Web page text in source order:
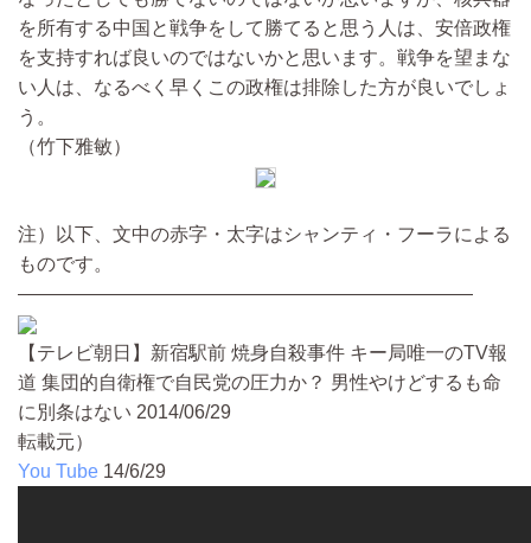
を所有する中国と戦争をして勝てると思う人は、安倍政権
を支持すれば良いのではないかと思います。戦争を望まな
い人は、なるべく早くこの政権は排除した方が良いでしょ
う。
（竹下雅敏）
注）以下、文中の赤字・太字はシャンティ・フーラによる
ものです。
――――――――――――――――――――――――
【テレビ朝日】新宿駅前 焼身自殺事件 キー局唯一のTV報
道 集団的自衛権で自民党の圧力か？ 男性やけどするも命
に別条はない 2014/06/29
転載元）
You Tube 14/6/29